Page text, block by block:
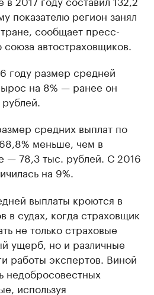
показателю регион занял
сообщает пресс-
автостраховщиков.
году размер средней
на 8% — ранее он
средних выплат по
меньше, чем в
— 78,3 тыс. рублей. С 2016
на 9%.
выплаты кроются в
в судах, когда страховщик
не только страховые
ущерб, но и различные
работы экспертов. Виной
недобросовестных
используя